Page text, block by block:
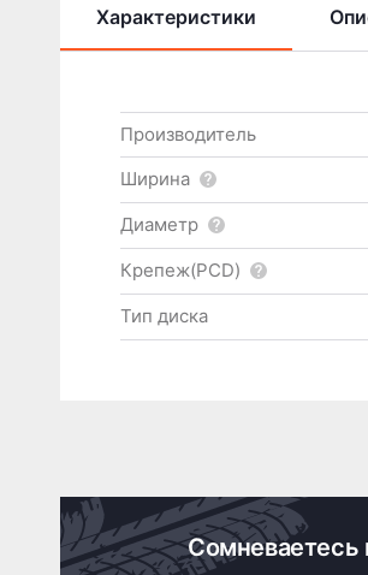
Характеристики
Производитель
Ширина
Диаметр
Крепеж(PCD)
Тип диска
Сомневаетесь